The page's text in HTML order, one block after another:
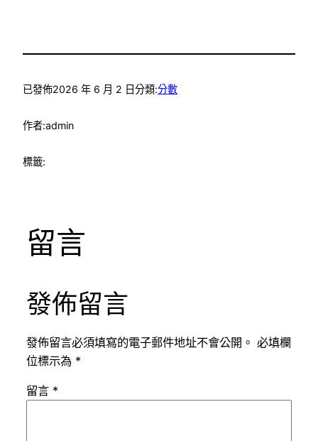
已發佈2026 年 6 月 2 日分類:分數
作者:admin
標籤:
留言
發佈留言
發佈留言必須填寫的電子郵件地址不會公開。 必填欄
位標示為 *
留言 *